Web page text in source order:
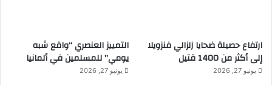
ارتفاع حصيلة ضحايا زلزالي فنزويلا
إلى أكثر من 1400 قتيل
يونيو 27, 2026
التمييز العنصري “واقع شبه
يومي” للمسلمين في ألمانيا
يونيو 27, 2026